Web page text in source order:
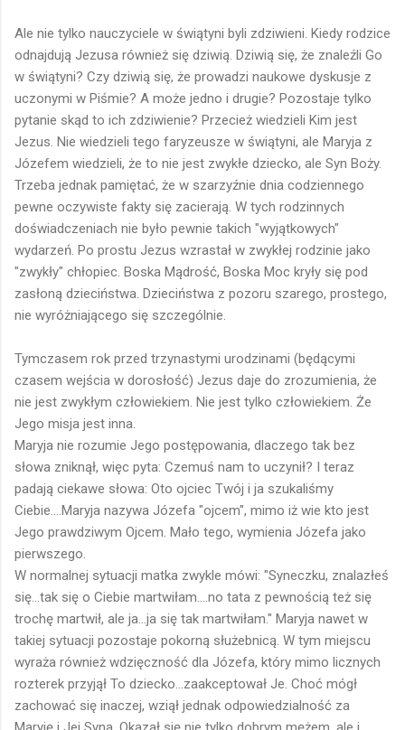
Ale nie tylko nauczyciele w świątyni byli zdziwieni. Kiedy rodzice
odnajdują Jezusa również się dziwią. Dziwią się, że znaleźli Go
w świątyni? Czy dziwią się, że prowadzi naukowe dyskusje z
uczonymi w Piśmie? A może jedno i drugie? Pozostaje tylko
pytanie skąd to ich zdziwienie? Przecież wiedzieli Kim jest
Jezus. Nie wiedzieli tego faryzeusze w świątyni, ale Maryja z
Józefem wiedzieli, że to nie jest zwykłe dziecko, ale Syn Boży.
Trzeba jednak pamiętać, że w szarzyźnie dnia codziennego
pewne oczywiste fakty się zacierają. W tych rodzinnych
doświadczeniach nie było pewnie takich "wyjątkowych"
wydarzeń. Po prostu Jezus wzrastał w zwykłej rodzinie jako
"zwykły" chłopiec. Boska Mądrość, Boska Moc kryły się pod
zasłoną dzieciństwa. Dzieciństwa z pozoru szarego, prostego,
nie wyróżniającego się szczególnie.
Tymczasem rok przed trzynastymi urodzinami (będącymi
czasem wejścia w dorosłość) Jezus daje do zrozumienia, że
nie jest zwykłym człowiekiem. Nie jest tylko człowiekiem. Że
Jego misja jest inna.
Maryja nie rozumie Jego postępowania, dlaczego tak bez
słowa zniknął, więc pyta: Czemuś nam to uczynił? I teraz
padają ciekawe słowa: Oto ojciec Twój i ja szukaliśmy
Ciebie....Maryja nazywa Józefa "ojcem", mimo iż wie kto jest
Jego prawdziwym Ojcem. Mało tego, wymienia Józefa jako
pierwszego.
W normalnej sytuacji matka zwykle mówi: "Syneczku, znalazłeś
się...tak się o Ciebie martwiłam....no tata z pewnością też się
trochę martwił, ale ja...ja się tak martwiłam." Maryja nawet w
takiej sytuacji pozostaje pokorną służebnicą. W tym miejscu
wyraża również wdzięczność dla Józefa, który mimo licznych
rozterek przyjął To dziecko...zaakceptował Je. Choć mógł
zachować się inaczej, wziął jednak odpowiedzialność za